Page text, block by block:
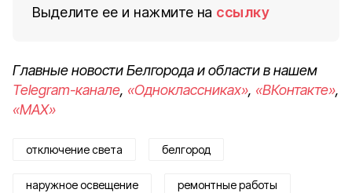
Выделите ее и нажмите на ссылку
Главные новости Белгорода и области в нашем
Telegram-канале, «Одноклассниках», «ВКонтакте»,
«MAX»
отключение света белгород
наружное освещение ремонтные работы